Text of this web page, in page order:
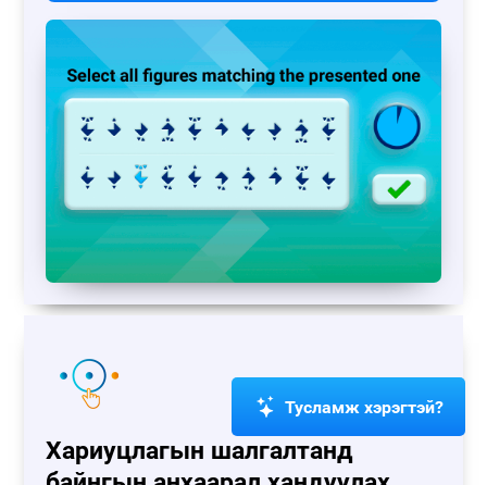
Хариуцлагын шалгалтанд
Тусламж хэрэгтэй?